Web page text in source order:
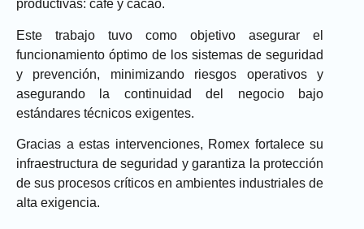
productivas: café y cacao.
Este trabajo tuvo como objetivo asegurar el
funcionamiento óptimo de los sistemas de seguridad
y prevención, minimizando riesgos operativos y
asegurando la continuidad del negocio bajo
estándares técnicos exigentes.
Gracias a estas intervenciones, Romex fortalece su
infraestructura de seguridad y garantiza la protección
de sus procesos críticos en ambientes industriales de
alta exigencia.